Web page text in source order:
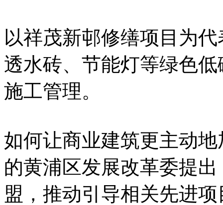
以祥茂新邨修缮项目为
透水砖、节能灯等绿色
施工管理。
如何让商业建筑更主动
的黄浦区发展改革委提
盟，推动引导相关先进